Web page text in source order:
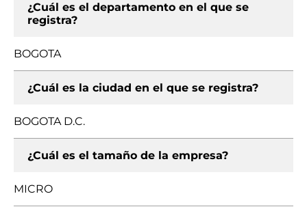
¿Cuál es el departamento en el que se
registra?
BOGOTA
¿Cuál es la ciudad en el que se registra?
BOGOTA D.C.
¿Cuál es el tamaño de la empresa?
MICRO